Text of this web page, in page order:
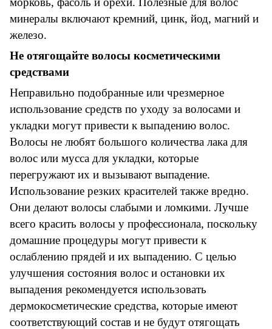
минералы включают кремний, цинк, йод, магний и
железо.
Не отягощайте волосы косметическими
средствами
Неправильно подобранные или чрезмерное
использование средств по уходу за волосами и
укладки могут привести к выпадению волос.
Волосы не любят большого количества лака для
волос или мусса для укладки, которые
перегружают их и вызывают выпадение.
Использование резких красителей также вредно.
Они делают волосы слабыми и ломкими. Лучше
всего красить волосы у профессионала, поскольку
домашние процедуры могут привести к
ослаблению прядей и их выпадению. С целью
улучшения состояния волос и остановки их
выпадения рекомендуется использовать
дермокосметические средства, которые имеют
соответствующий состав и не будут отягощать